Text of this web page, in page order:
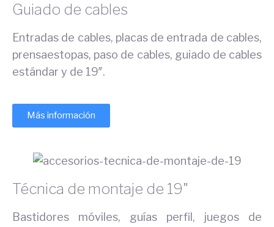
Guiado de cables
Entradas de cables, placas de entrada de cables,
prensaestopas, paso de cables, guiado de cables
estándar y de 19″.
Más información
Técnica de montaje de 19"
Bastidores móviles, guías perfil, juegos de